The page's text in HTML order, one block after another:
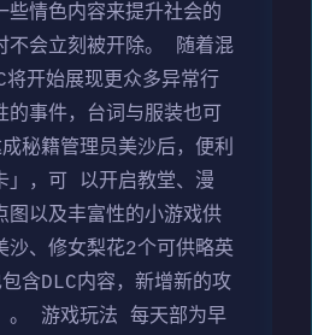
些情色内容来提升社会的
不会立刻被开除。 随着混
将开始展现更众多异常行
的事件，台词与服装也可
秘籍管理员美沙后，便利
」，可 以开启教堂、漫
图以及丰富性的小游戏供
沙、修女梨花2个可供略英
含DLC内容，新增新的攻
。 游戏玩法 每天部为早